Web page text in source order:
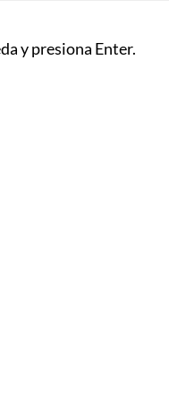
y presiona Enter.